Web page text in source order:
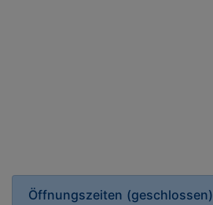
Öffnungszeiten (geschlossen)